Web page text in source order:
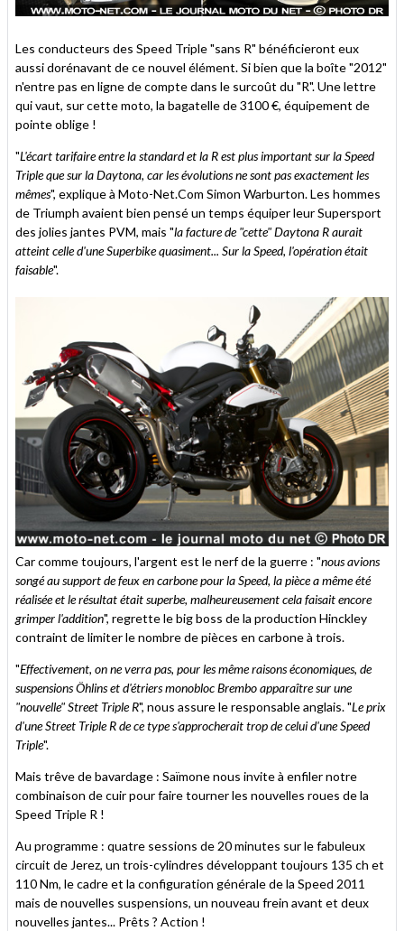
Les conducteurs des Speed Triple "sans R" bénéficieront eux
aussi dorénavant de ce nouvel élément. Si bien que la boîte "2012"
n'entre pas en ligne de compte dans le surcoût du "R". Une lettre
qui vaut, sur cette moto, la bagatelle de 3100 €, équipement de
pointe oblige !
"L'écart tarifaire entre la standard et la R est plus important sur la Speed
Triple que sur la Daytona, car les évolutions ne sont pas exactement les
mêmes", explique à Moto-Net.Com Simon Warburton. Les hommes
de Triumph avaient bien pensé un temps équiper leur Supersport
des jolies jantes PVM, mais "la facture de "cette" Daytona R aurait
atteint celle d'une Superbike quasiment... Sur la Speed, l'opération était
faisable".
Car comme toujours, l'argent est le nerf de la guerre : "nous avions
songé au support de feux en carbone pour la Speed, la pièce a même été
réalisée et le résultat était superbe, malheureusement cela faisait encore
grimper l'addition", regrette le big boss de la production Hinckley
contraint de limiter le nombre de pièces en carbone à trois.
"Effectivement, on ne verra pas, pour les même raisons économiques, de
suspensions Öhlins et d'étriers monobloc Brembo apparaître sur une
"nouvelle" Street Triple R", nous assure le responsable anglais. "Le prix
d'une Street Triple R de ce type s'approcherait trop de celui d'une Speed
Triple".
Mais trêve de bavardage : Saïmone nous invite à enfiler notre
combinaison de cuir pour faire tourner les nouvelles roues de la
Speed Triple R !
Au programme : quatre sessions de 20 minutes sur le fabuleux
circuit de Jerez, un trois-cylindres développant toujours 135 ch et
110 Nm, le cadre et la configuration générale de la Speed 2011
mais de nouvelles suspensions, un nouveau frein avant et deux
nouvelles jantes... Prêts ? Action !